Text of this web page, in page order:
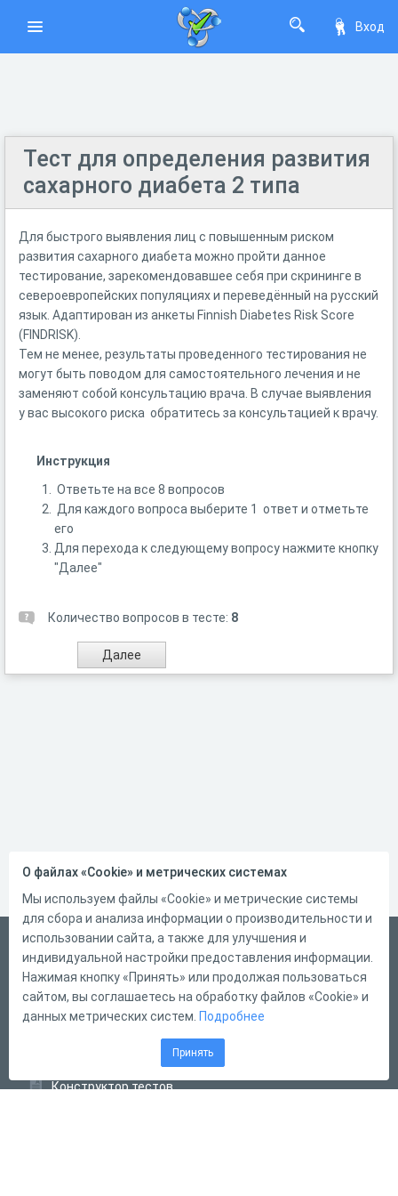
Вход
Тест для определения развития
сахарного диабета 2 типа
Для быстрого выявления лиц с повышенным риском
развития сахарного диабета можно пройти данное
тестирование, зарекомендовавшее себя при скрининге в
североевропейских популяциях и переведённый на русский
язык. Адаптирован из анкеты Finnish Diabetes Risk Score
(FINDRISK).
Тем не менее, результаты проведенного тестирования не
могут быть поводом для самостоятельного лечения и не
заменяют собой консультацию врача. В случае выявления
у вас высокого риска обратитесь за консультацией к врачу.
Инструкция
Ответьте на все 8 вопросов
Для каждого вопроса выберите 1 ответ и отметьте
его
Для перехода к следующему вопросу нажмите кнопку
"Далее"
Количество вопросов в тесте: 8
Русский
Справка
Форма обратной связи
Конструктор тестов
О файлах «Cookie» и метрических системах
Мы используем файлы «Cookie» и метрические системы
для сбора и анализа информации о производительности и
использовании сайта, а также для улучшения и
индивидуальной настройки предоставления информации.
Нажимая кнопку «Принять» или продолжая пользоваться
сайтом, вы соглашаетесь на обработку файлов «Cookie» и
данных метрических систем. Подробнее
Принять